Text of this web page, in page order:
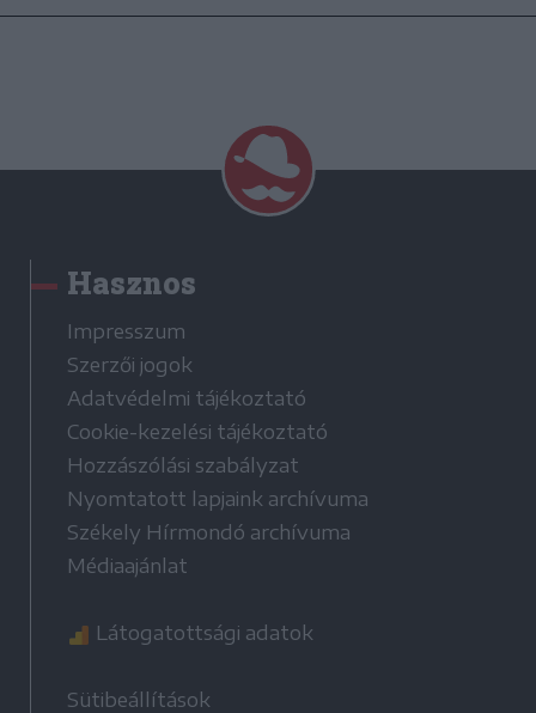
Hasznos
Impresszum
Szerzői jogok
Adatvédelmi tájékoztató
Cookie-kezelési tájékoztató
Hozzászólási szabályzat
Nyomtatott lapjaink archívuma
Székely Hírmondó archívuma
Médiaajánlat
Látogatottsági adatok
Sütibeállítások